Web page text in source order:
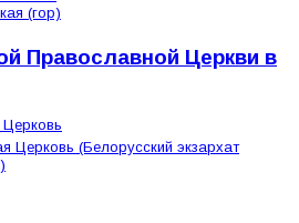
(гор)
Православной Церкви в
Церковь (Белорусский экзархат